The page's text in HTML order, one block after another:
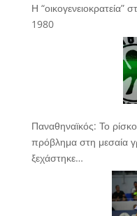
Η “οικογενειοκρατεία”
1980
Παναθηναϊκός: Το
πρόβλημα στη μεσαία
ξεχάστηκε…